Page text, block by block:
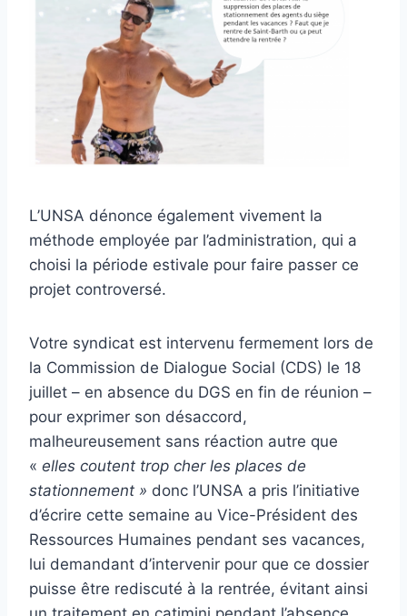
L’UNSA dénonce également vivement la
méthode employée par l’administration, qui a
choisi la période estivale pour faire passer ce
projet controversé.
Votre syndicat est intervenu fermement lors de
la Commission de Dialogue Social (CDS) le 18
juillet – en absence du DGS en fin de réunion –
pour exprimer son désaccord,
malheureusement sans réaction autre que
« elles coutent trop cher les places de
stationnement » donc l’UNSA a pris l’initiative
d’écrire cette semaine au Vice-Président des
Ressources Humaines pendant ses vacances,
lui demandant d’intervenir pour que ce dossier
puisse être rediscuté à la rentrée, évitant ainsi